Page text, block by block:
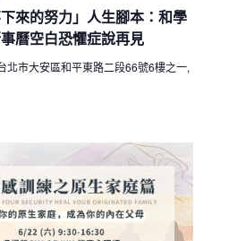
來的努力」人生腳本：和學
曆空白恐懼症說再見
北市大安區和平東路二段66號6樓之一,